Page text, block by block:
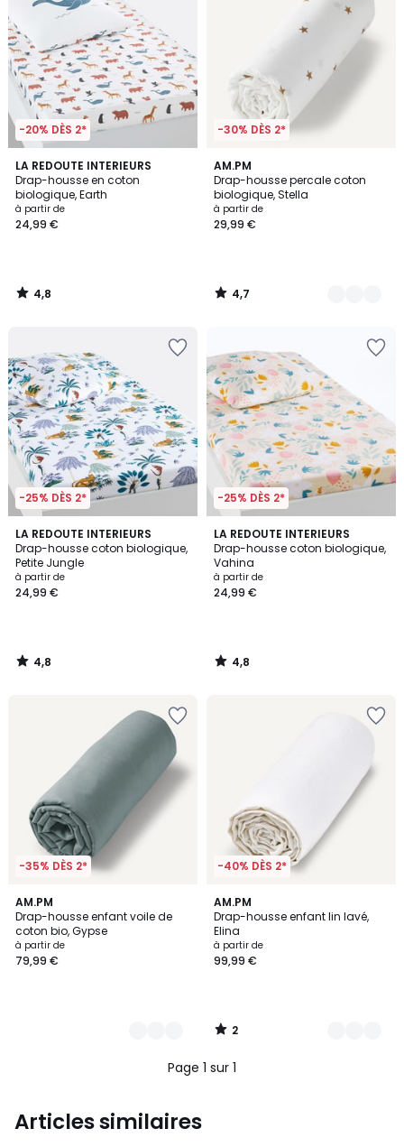
-20% DÈS 2*
LA REDOUTE INTERIEURS
Drap-housse en coton
biologique, Earth
à partir de
24,99 €
4,8
/ 5
4,8
/
-30% DÈS 2*
AM.PM
Drap-housse percale coton
biologique, Stella
à partir de
29,99 €
4,7
/ 5
2
Couleurs
4,7
/
-25% DÈS 2*
LA REDOUTE INTERIEURS
Drap-housse coton biologique,
Petite Jungle
à partir de
24,99 €
4,8
/ 5
4,8
/
-25% DÈS 2*
LA REDOUTE INTERIEURS
Drap-housse coton biologique,
Vahina
à partir de
24,99 €
4,8
/ 5
4,8
/
-35% DÈS 2*
AM.PM
Drap-housse enfant voile de
coton bio, Gypse
à partir de
79,99 €
8
Couleurs
-40% DÈS 2*
AM.PM
Drap-housse enfant lin lavé,
Elina
à partir de
99,99 €
2
/
5
22
Couleurs
2
/
Page 1 sur 1
Articles similaires